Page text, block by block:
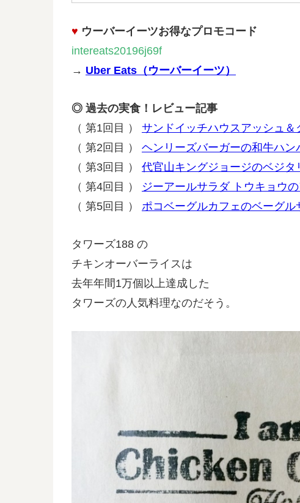
♥ ウーバーイーツお得なプロモコード
intereats20196j69f
→ Uber Eats（ウーバーイーツ）
◎ 過去の実食！レビュー記事
（ 第1回目 ） サンドイッチハウスアッシュ＆
（ 第2回目 ） ヘンリーズバーガーの和牛ハン
（ 第3回目 ） 代官山キングジョージのベジタ
（ 第4回目 ） ジーアールサラダ トウキョウ
（ 第5回目 ） ポコベーグルカフェのベーグル
タワーズ188 の
チキンオーバーライスは
去年年間1万個以上達成した
タワーズの人気料理なのだそう。